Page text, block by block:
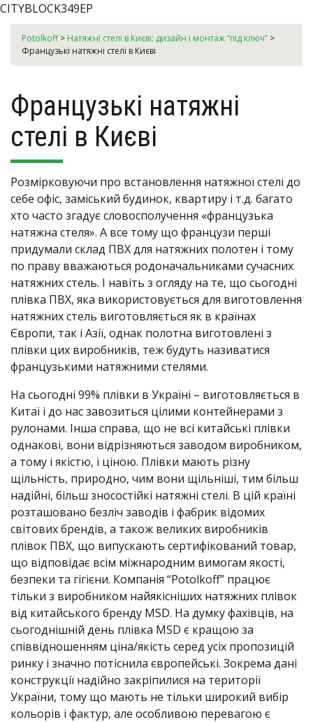
CITYBLOCK349EP
Potolkoff> Натяжні стелі в Києві: дизайн і монтаж “під ключ” >
Французькі натяжні стелі в Києві
Французькі натяжні
стелі в Києві
Розмірковуючи про встановлення натяжної стелі до
себе офіс, заміський будинок, квартиру і т.д. багато
хто часто згадує словосполучення «французька
натяжна стеля». А все тому що французи перші
придумали склад ПВХ для натяжних полотен і тому
по праву вважаються родоначальниками сучасних
натяжних стель. І навіть з огляду на те, що сьогодні
плівка ПВХ, яка використовується для виготовлення
натяжних стель виготовляється як в країнах
Європи, так і Азії, однак полотна виготовлені з
плівки цих виробників, теж будуть називатися
французькими натяжними стелями.
На сьогодні 99% плівки в Україні – виготовляється в
Китаї і до нас завозиться цілими контейнерами з
рулонами. Інша справа, що не всі китайські плівки
однакові, вони відрізняються заводом виробником,
а тому і якістю, і ціною. Плівки мають різну
щільність, природно, чим вони щільніші, тим більш
надійні, більш зносостійкі натяжні стелі. В цій країні
розташовано безліч заводів і фабрик відомих
світових брендів, а також великих виробників
плівок ПВХ, що випускають сертифікований товар,
що відповідає всім міжнародним вимогам якості,
безпеки та гігієни. Компанія “Potolkoff” працює
тільки з виробником найякісніших натяжних плівок
від китайського бренду MSD. На думку фахівців, на
сьогоднішній день плівка MSD є кращою за
співвідношенням ціна/якість серед усіх пропозицій
ринку і значно потіснила європейські. Зокрема дані
конструкції надійно закріпилися на території
України, тому що мають не тільки широкий вибір
кольорів і фактур, але особливою перевагою є